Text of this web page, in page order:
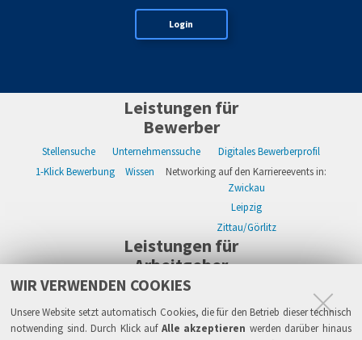
WIR VERWENDEN COOKIES
Unsere Website setzt automatisch Cookies, die für den Betrieb dieser technisch
notwending sind. Durch Klick auf Alle akzeptieren werden darüber hinaus
Login
Leistungen für
Bewerber
Stellensuche Unternehmenssuche
Digitales Bewerberprofil
1-Klick Bewerbung
Wissen
Networking auf den Karriereevents in:
Zwickau
Leipzig
Zittau/Görlitz
Leistungen für
Arbeitgeber
WIKWAY Online-Recruiting Kostenloses Firmenprofil
Alle Einzelleistungen
Wissen
Live-Recruiting auf Karriereevents in:
Zwickau